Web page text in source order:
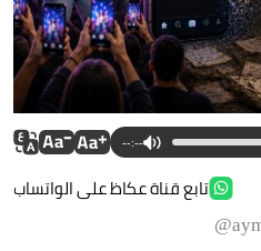
--:--
تابع قناة عكاظ على الواتساب